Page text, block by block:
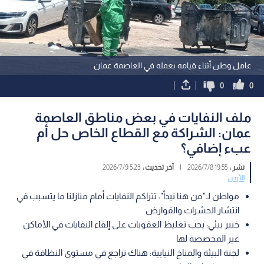
عامل وطن أثناء قيامه بعمله في العاصمة عمان
0
0
ملف النفايات في بعض مناطق العاصمة
عمان: الشراكة مع القطاع الخاص حل أم
عبء إضافي؟
نشر :19:55 2026/7/8
| آخر تحديث :5:23 2026/7/9
الأردن
مواطن لـ"من هنا نبدأ": تتراكم النفايات أمام منازلنا ما يتسبب في
انتشار الحشرات والقوارض
خبير بيئي: يجب تغليظ العقوبات على إلقاء النفايات في الأماكن
غير المخصصة لها
لجنة البيئة والمناخ النيابية: هناك تراجع في مستوى النظافة في